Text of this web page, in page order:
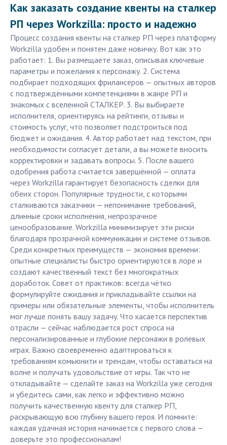
Как заказать создание квенты на сталкер
РП через Workzilla: просто и надежно
Процесс создания квенты на сталкер РП через платформу
Workzilla удобен и понятен даже новичку. Вот как это
работает: 1. Вы размещаете заказ, описывая ключевые
параметры и пожелания к персонажу. 2. Система
подбирает подходящих фрилансеров — опытных авторов
с подтверждёнными компетенциями в жанре РП и
знакомых с вселенной СТАЛКЕР. 3. Вы выбираете
исполнителя, ориентируясь на рейтинги, отзывы и
стоимость услуг, что позволяет подстроиться под
бюджет и ожидания. 4. Автор работает над текстом, при
необходимости согласует детали, а вы можете вносить
корректировки и задавать вопросы. 5. После вашего
одобрения работа считается завершённой — оплата
через Workzilla гарантирует безопасность сделки для
обеих сторон. Популярные трудности, с которыми
сталкиваются заказчики — непонимание требований,
длинные сроки исполнения, непрозрачное
ценообразование. Workzilla минимизирует эти риски
благодаря прозрачной коммуникации и системе отзывов.
Среди конкретных преимуществ — экономия времени:
опытные специалисты быстро ориентируются в лоре и
создают качественный текст без многократных
доработок. Совет от практиков: всегда чётко
формулируйте ожидания и прикладывайте ссылки на
примеры или обязательные элементы, чтобы исполнитель
мог лучше понять вашу задачу. Что касается перспектив
отрасли — сейчас наблюдается рост спроса на
персонализированные и глубокие персонажи в ролевых
играх. Важно своевременно адаптироваться к
требованиям комьюнити и трендам, чтобы оставаться на
волне и получать удовольствие от игры. Так что не
откладывайте — сделайте заказ на Workzilla уже сегодня
и убедитесь сами, как легко и эффективно можно
получить качественную квенту для сталкер РП,
раскрывающую всю глубину вашего героя. И помните:
каждая удачная история начинается с первого слова —
доверьте это профессионалам!